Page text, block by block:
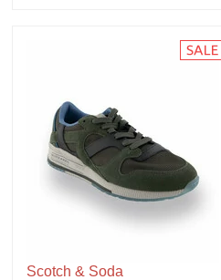
Scotch & Soda